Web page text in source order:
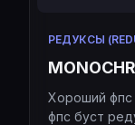
РЕДУКСЫ
Хороший фпс
фпс буст